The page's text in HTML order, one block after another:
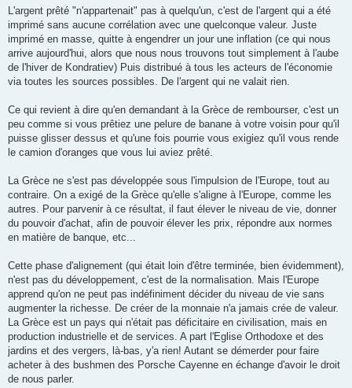
L'argent prêté "n'appartenait" pas à quelqu'un, c'est de l'argent qui a été
imprimé sans aucune corrélation avec une quelconque valeur. Juste
imprimé en masse, quitte à engendrer un jour une inflation (ce qui nous
arrive aujourd'hui, alors que nous nous trouvons tout simplement à l'aube
de l'hiver de Kondratiev) Puis distribué à tous les acteurs de l'économie
via toutes les sources possibles. De l'argent qui ne valait rien.
Ce qui revient à dire qu'en demandant à la Grèce de rembourser, c'est un
peu comme si vous prêtiez une pelure de banane à votre voisin pour qu'il
puisse glisser dessus et qu'une fois pourrie vous exigiez qu'il vous rende
le camion d'oranges que vous lui aviez prêté.
La Grèce ne s'est pas développée sous l'impulsion de l'Europe, tout au
contraire. On a exigé de la Grèce qu'elle s'aligne à l'Europe, comme les
autres. Pour parvenir à ce résultat, il faut élever le niveau de vie, donner
du pouvoir d'achat, afin de pouvoir élever les prix, répondre aux normes
en matière de banque, etc...
Cette phase d'alignement (qui était loin d'être terminée, bien évidemment),
n'est pas du développement, c'est de la normalisation. Mais l'Europe
apprend qu'on ne peut pas indéfiniment décider du niveau de vie sans
augmenter la richesse. De créer de la monnaie n'a jamais crée de valeur.
La Grèce est un pays qui n'était pas déficitaire en civilisation, mais en
production industrielle et de services. A part l'Eglise Orthodoxe et des
jardins et des vergers, là-bas, y'a rien! Autant se démerder pour faire
acheter à des bushmen des Porsche Cayenne en échange d'avoir le droit
de nous parler.